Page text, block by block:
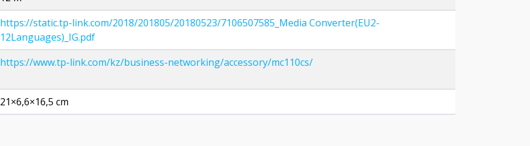
https://static.tp-link.com/2018/201805/20180523/7106507585_Media Converter(EU2-
12Languages)_IG.pdf
https://www.tp-link.com/kz/business-networking/accessory/mc110cs/
21×6,6×16,5 cm